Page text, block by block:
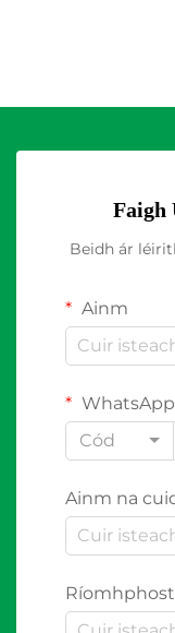
Faigh
Beidh ár
Ainm
WhatsApp
Cód
Ainm na
Ríomhphost